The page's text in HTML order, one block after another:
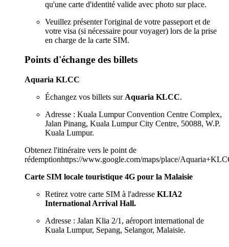
qu'une carte d'identité valide avec photo sur place.
Veuillez présenter l'original de votre passeport et de
votre visa (si nécessaire pour voyager) lors de la prise
en charge de la carte SIM.
Points d'échange des billets
Aquaria KLCC
Échangez vos billets sur Aquaria KLCC.
Adresse : Kuala Lumpur Convention Centre Complex,
Jalan Pinang, Kuala Lumpur City Centre, 50088, W.P.
Kuala Lumpur.
Obtenez l'itinéraire vers le point de
rédemptionhttps://www.google.com/maps/place/
Carte SIM locale touristique 4G pour la Malaisie
Retirez votre carte SIM à l'adresse KLIA2
International Arrival Hall.
Adresse : Jalan Klia 2/1, aéroport international de
Kuala Lumpur, Sepang, Selangor, Malaisie.